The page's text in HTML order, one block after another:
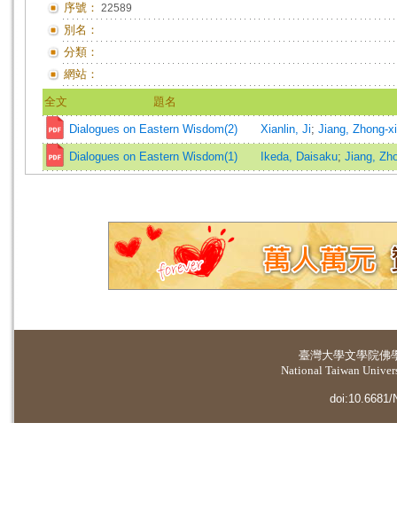
序號： 22589
別名：
分類：
網站：
全文 題名
Dialogues on Eastern Wisdom(2) Xianlin, Ji; Jiang, Zhong-
Dialogues on Eastern Wisdom(1) Ikeda, Daisaku; Jiang,
臺灣大學文學院佛
National Taiwan
doi:10.6681/